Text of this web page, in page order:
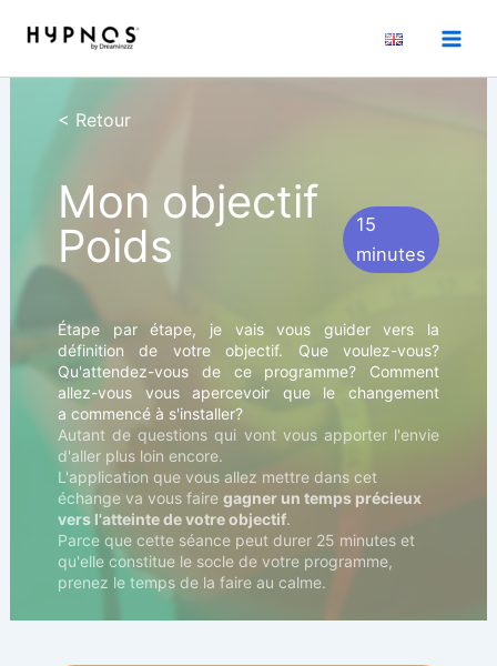
contenu
< Retour
Mon objectif
Poids
15
minutes
Étape par étape, je vais vous guider vers la
définition de votre objectif. Que voulez-vous?
Qu'attendez-vous de ce programme? Comment
allez-vous vous apercevoir que le changement
a commencé à s'installer?
Autant de questions qui vont vous apporter l'envie
d'aller plus loin encore.
L'application que vous allez mettre dans cet
échange va vous faire gagner un temps précieux
vers l'atteinte de votre objectif.
Parce que cette séance peut durer 25 minutes et
qu'elle constitue le socle de votre programme,
prenez le temps de la faire au calme.